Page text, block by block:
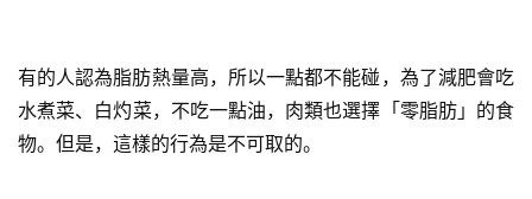
有的人認為脂肪熱量高，所以一點都不能碰，為了減肥會吃
水煮菜、 白灼菜，不吃一點油，肉類也選擇「零脂肪」的食
物。但是，這樣的行為是不可取的。